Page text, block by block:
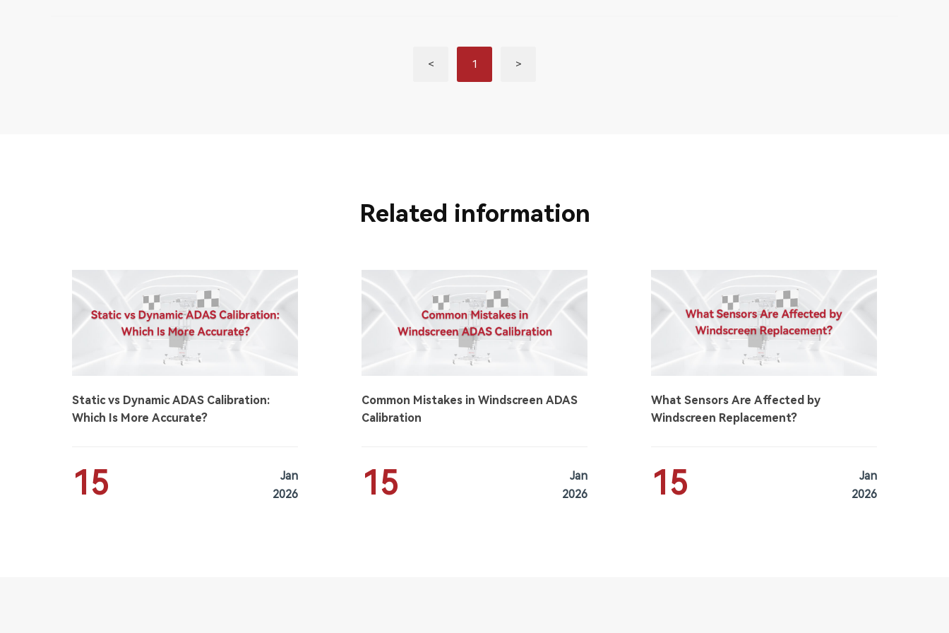
< 1 >
Related information
Static vs Dynamic ADAS Calibration:
Which Is More Accurate?
15
Jan
2026
Common Mistakes in Windscreen ADAS
Calibration
15
Jan
2026
What Sensors Are Affected by
Windscreen Replacement?
15
Jan
2026